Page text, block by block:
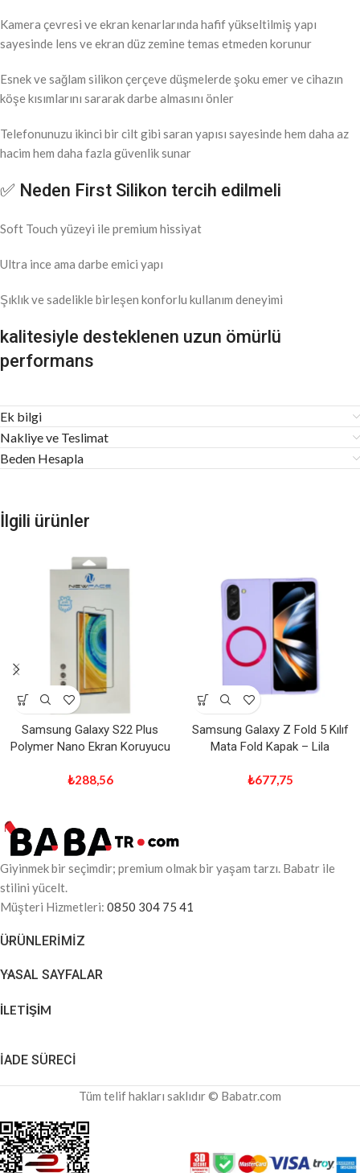
Kamera çevresi ve ekran kenarlarında hafif yükseltilmiş yapı
sayesinde lens ve ekran düz zemine temas etmeden korunur
Esnek ve sağlam silikon çerçeve düşmelerde şoku emer ve cihazın
köşe kısımlarını sararak darbe almasını önler
Telefonunuzu ikinci bir cilt gibi saran yapısı sayesinde hem daha az
hacim hem daha fazla güvenlik sunar
✅ Neden First Silikon tercih edilmeli
Soft Touch yüzeyi ile premium hissiyat
Ultra ince ama darbe emici yapı
Şıklık ve sadelikle birleşen konforlu kullanım deneyimi
kalitesiyle desteklenen uzun ömürlü
performans
Ek bilgi
Nakliye ve Teslimat
Beden Hesapla
İlgili ürünler
Samsung Galaxy S22 Plus
Polymer Nano Ekran Koruyucu
₺288,56
Samsung Galaxy Z Fold 5 Kılıf
Mata Fold Kapak – Lila
₺677,75
Giyinmek bir seçimdir; premium olmak bir yaşam tarzı. Babatr ile
stilini yücelt.
Müşteri Hizmetleri: 0850 304 75 41
ÜRÜNLERIMIZ
YASAL SAYFALAR
İLETİŞİM
İADE SÜRECİ
Tüm telif hakları saklıdır © Babatr.com